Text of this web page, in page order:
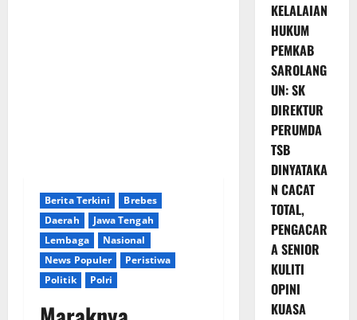
Berita Terkini
Brebes
Daerah
Jawa Tengah
Lembaga
Nasional
News Populer
Peristiwa
Politik
Polri
KELALAIAN
HUKUM
PEMKAB
SAROLANG
UN: SK
DIREKTUR
PERUMDA
TSB
DINYATAKA
N CACAT
TOTAL,
PENGACAR
A SENIOR
KULITI
OPINI
KUASA